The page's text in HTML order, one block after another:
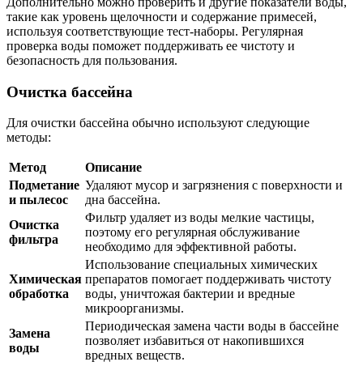
такие как уровень щелочности и содержание примесей,
используя соответствующие тест-наборы. Регулярная
проверка воды поможет поддерживать ее чистоту и
безопасность для пользования.
Очистка бассейна
Для очистки бассейна обычно используют следующие
методы:
Метод
Описание
Подметание
и пылесос
Удаляют мусор и загрязнения с поверхности и
дна бассейна.
Очистка
фильтра
Фильтр удаляет из воды мелкие частицы,
поэтому его регулярная обслуживание
необходимо для эффективной работы.
Химическая
обработка
Использование специальных химических
препаратов помогает поддерживать чистоту
воды, уничтожая бактерии и вредные
микроорганизмы.
Замена
воды
Периодическая замена части воды в бассейне
позволяет избавиться от накопившихся
вредных веществ.